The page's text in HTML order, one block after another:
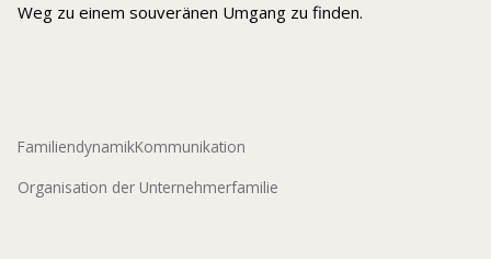
Weg zu einem souveränen Umgang zu finden.
FamiliendynamikKommunikation
Organisation der Unternehmerfamilie